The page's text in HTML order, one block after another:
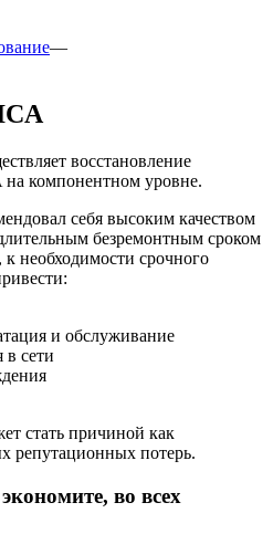
—
восстановление
компонентном уровне.
себя высоким качеством
безремонтным сроком
необходимости срочного
и обслуживание
сети
стать причиной как
репутационных потерь.
во всех